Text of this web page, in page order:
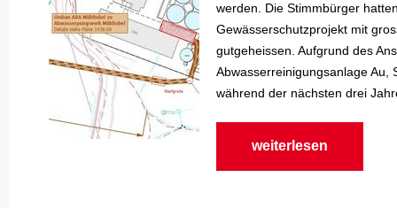
werden. Die Stimmbürger
Gewässerschutzprojekt mit
gutgeheissen. Aufgrund des
Abwasserreinigungsanlage Au,
während der nächsten drei
weiterlesen